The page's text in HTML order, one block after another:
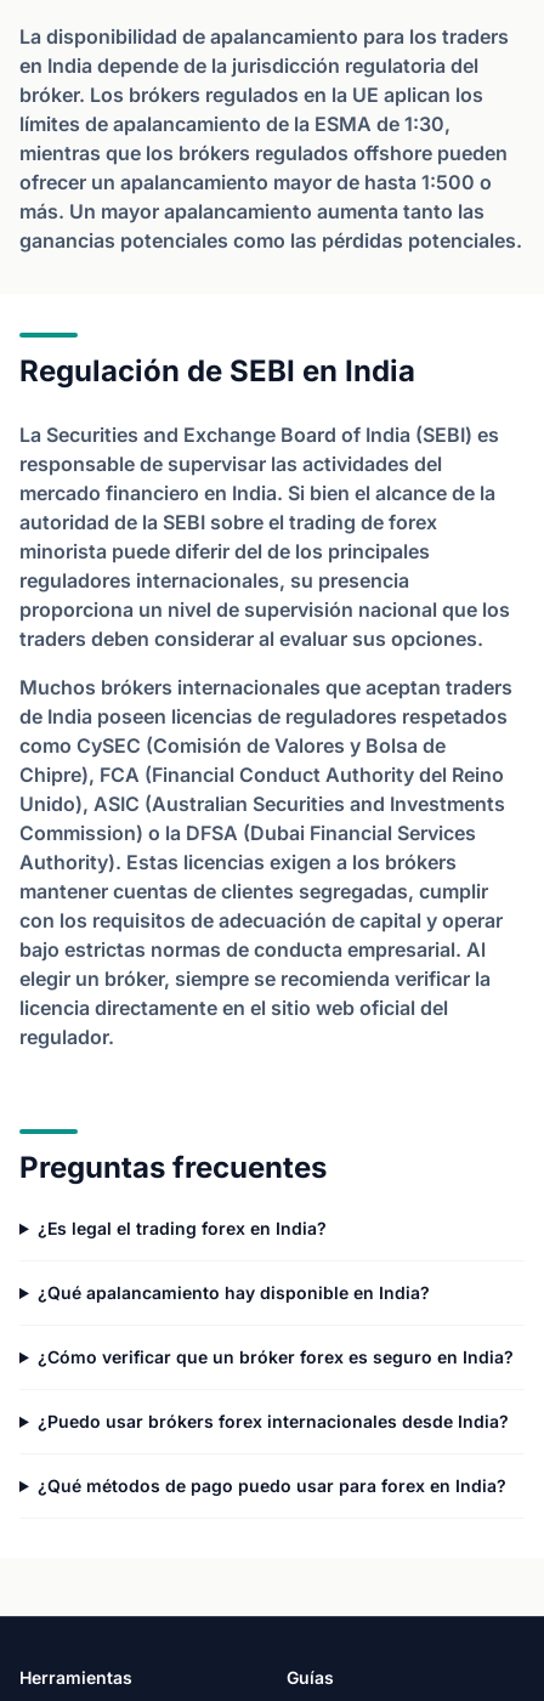
La disponibilidad de apalancamiento para los traders
en India depende de la jurisdicción regulatoria del
bróker. Los brókers regulados en la UE aplican los
límites de apalancamiento de la ESMA de 1:30,
mientras que los brókers regulados offshore pueden
ofrecer un apalancamiento mayor de hasta 1:500 o
más. Un mayor apalancamiento aumenta tanto las
ganancias potenciales como las pérdidas potenciales.
Regulación de SEBI en India
La Securities and Exchange Board of India (SEBI) es
responsable de supervisar las actividades del
mercado financiero en India. Si bien el alcance de la
autoridad de la SEBI sobre el trading de forex
minorista puede diferir del de los principales
reguladores internacionales, su presencia
proporciona un nivel de supervisión nacional que los
traders deben considerar al evaluar sus opciones.
Muchos brókers internacionales que aceptan traders
de India poseen licencias de reguladores respetados
como CySEC (Comisión de Valores y Bolsa de
Chipre), FCA (Financial Conduct Authority del Reino
Unido), ASIC (Australian Securities and Investments
Commission) o la DFSA (Dubai Financial Services
Authority). Estas licencias exigen a los brókers
mantener cuentas de clientes segregadas, cumplir
con los requisitos de adecuación de capital y operar
bajo estrictas normas de conducta empresarial. Al
elegir un bróker, siempre se recomienda verificar la
licencia directamente en el sitio web oficial del
regulador.
Preguntas frecuentes
¿Es legal el trading forex en India?
¿Qué apalancamiento hay disponible en India?
¿Cómo verificar que un bróker forex es seguro en India?
¿Puedo usar brókers forex internacionales desde India?
¿Qué métodos de pago puedo usar para forex en India?
Herramientas Guías